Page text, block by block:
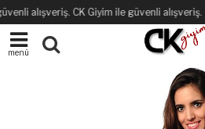
alışveriş. CK Giyim ile güvenli alışveriş.
menü